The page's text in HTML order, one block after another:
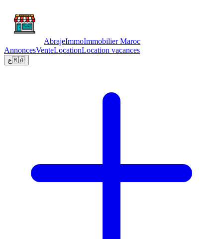
AbrajeImmoImmobilier Maroc
AnnoncesVenteLocationLocation vacances
ع🇲🇦